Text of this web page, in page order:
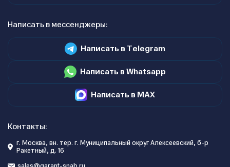
Написать в мессенджеры:
Написать в Telegram
Написать в Whatsapp
Написать в MAX
Контакты:
г. Москва, вн. тер. г. Муниципальный округ Алексеевский, б-р
Ракетный, д. 16